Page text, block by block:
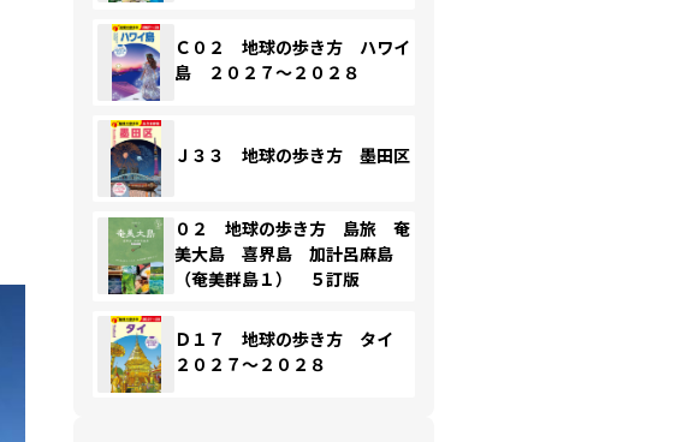
Ｃ０２ 地球の歩き方 ハワイ
島 ２０２７～２０２８
Ｊ３３ 地球の歩き方 墨田区
０２ 地球の歩き方 島旅 奄
美大島 喜界島 加計呂麻島
（奄美群島１） ５訂版
Ｄ１７ 地球の歩き方 タイ
２０２７～２０２８